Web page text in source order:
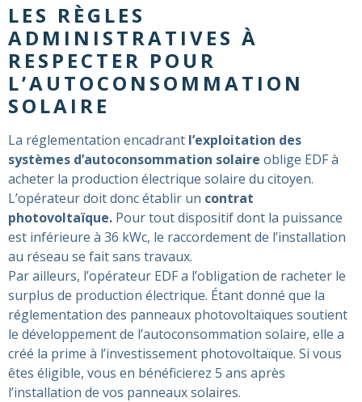
LES RÈGLES
ADMINISTRATIVES À
RESPECTER POUR
L’AUTOCONSOMMATION
SOLAIRE
La réglementation encadrant l’exploitation des
systèmes d’autoconsommation solaire oblige EDF à
acheter la production électrique solaire du citoyen.
L’opérateur doit donc établir un contrat
photovoltaïque. Pour tout dispositif dont la puissance
est inférieure à 36 kWc, le raccordement de l’installation
au réseau se fait sans travaux.
Par ailleurs, l’opérateur EDF a l’obligation de racheter le
surplus de production électrique. Étant donné que la
réglementation des panneaux photovoltaïques soutient
le développement de l’autoconsommation solaire, elle a
créé la prime à l’investissement photovoltaïque. Si vous
êtes éligible, vous en bénéficierez 5 ans après
l’installation de vos panneaux solaires.